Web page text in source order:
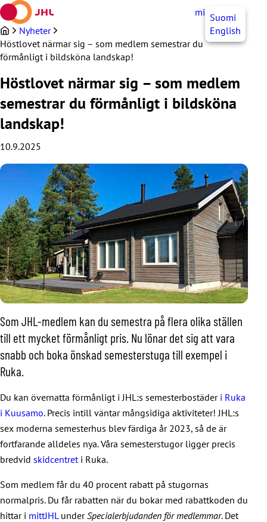
Hoppa
till
innehållet
mittJHL SV
Suomi
English
Nyheter
Höstlovet närmar sig – som medlem semestrar du
förmånligt i bildsköna landskap!
Höstlovet närmar sig – som medlem
semestrar du förmånligt i bildsköna
landskap!
10.9.2025
Som JHL-medlem kan du semestra på flera olika ställen
till ett mycket förmånligt pris. Nu lönar det sig att vara
snabb och boka önskad semesterstuga till exempel i
Ruka.
Du kan övernatta förmånligt i JHL:s semesterbostäder i Ruka
i Kuusamo. Precis intill väntar mångsidiga aktiviteter! JHL:s
sex moderna semesterhus blev färdiga år 2023, så de är
fortfarande alldeles nya. Våra semesterstugor ligger precis
bredvid skidcentret i Ruka.
Som medlem får du 40 procent rabatt på stugornas
normalpris. Du får rabatten när du bokar med rabattkoden du
hittar i mittJHL underSpecialerbjudanden för medlemmar. Det